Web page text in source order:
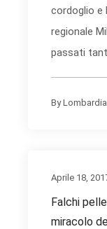
cordoglio e
regionale
passati
By
Aprile 18,
Falchi
miracolo